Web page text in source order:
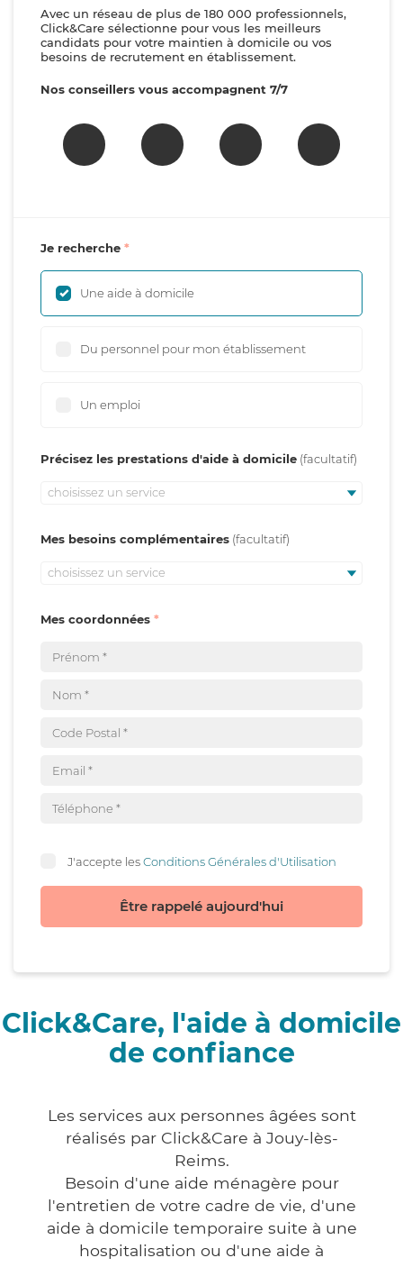
Avec un réseau de plus de 180 000 professionnels,
Click&Care sélectionne pour vous les meilleurs
candidats pour votre maintien à domicile ou vos
besoins de recrutement en établissement.
Nos conseillers vous accompagnent 7/7
Je recherche
Une aide à domicile
Du personnel pour mon établissement
Un emploi
Précisez les prestations d'aide à domicile
choisissez un service
Mes besoins complémentaires
choisissez un service
Mes coordonnées
J'accepte lesConditions Générales d'Utilisation
Être rappelé aujourd'hui
Click&Care, l'aide à domicile
de confiance
Les services aux personnes âgées sont
réalisés par Click&Care à Jouy-lès-
Reims.
Besoin d'une aide ménagère pour
l'entretien de votre cadre de vie, d'une
aide à domicile temporaire suite à une
hospitalisation ou d'une aide à